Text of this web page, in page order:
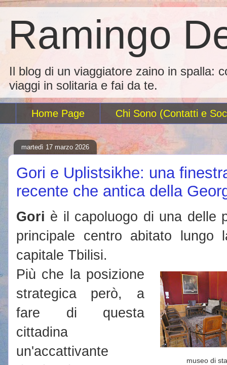
Ramingo
Il blog di un viaggiatore zaino in spalla:
viaggi in solitaria e fai da te.
Home Page Chi Sono (Contatti e
martedì 17 marzo 2026
Gori e Uplistsikhe: una
recente che antica della
Gori è il capoluogo di una delle
principale centro abitato
capitale Tbilisi.
museo di
Più che la posizione
strategica però, a
fare di questa
cittadina
un'accattivante